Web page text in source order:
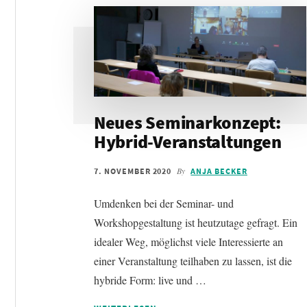
Neues Seminarkonzept:
Hybrid-Veranstaltungen
7. NOVEMBER 2020 By ANJA BECKER
Umdenken bei der Seminar- und
Workshopgestaltung ist heutzutage gefragt. Ein
idealer Weg, möglichst viele Interessierte an
einer Veranstaltung teilhaben zu lassen, ist die
hybride Form: live und …